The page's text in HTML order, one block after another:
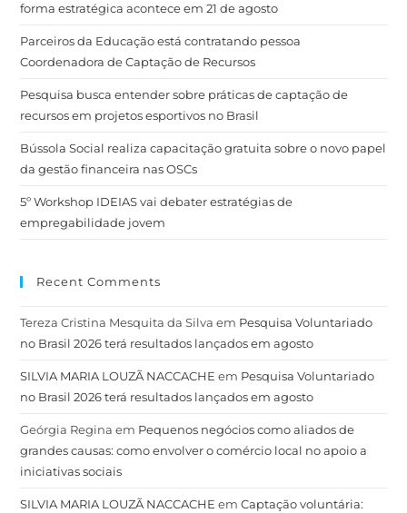
forma estratégica acontece em 21 de agosto
Parceiros da Educação está contratando pessoa
Coordenadora de Captação de Recursos
Pesquisa busca entender sobre práticas de captação de
recursos em projetos esportivos no Brasil
Bússola Social realiza capacitação gratuita sobre o novo papel
da gestão financeira nas OSCs
5º Workshop IDEIAS vai debater estratégias de
empregabilidade jovem
Recent Comments
Tereza Cristina Mesquita da Silva em Pesquisa Voluntariado
no Brasil 2026 terá resultados lançados em agosto
SILVIA MARIA LOUZÃ NACCACHE em Pesquisa Voluntariado
no Brasil 2026 terá resultados lançados em agosto
Geórgia Regina em Pequenos negócios como aliados de
grandes causas: como envolver o comércio local no apoio a
iniciativas sociais
SILVIA MARIA LOUZÃ NACCACHE emCaptação voluntária: